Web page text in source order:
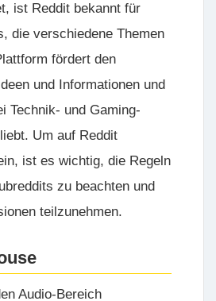
ist Reddit bekannt für
die verschiedene Themen
fördert den
und Informationen und
Technik- und Gaming-
Um auf Reddit
ist es wichtig, die Regeln
zu beachten und
teilzunehmen.
Audio-Bereich